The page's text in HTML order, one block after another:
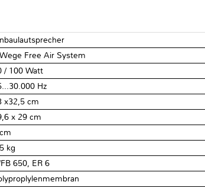
Free Air System
/ 100 Watt
Hz
x32,5 cm
x 29 cm
kg
650, ER 6